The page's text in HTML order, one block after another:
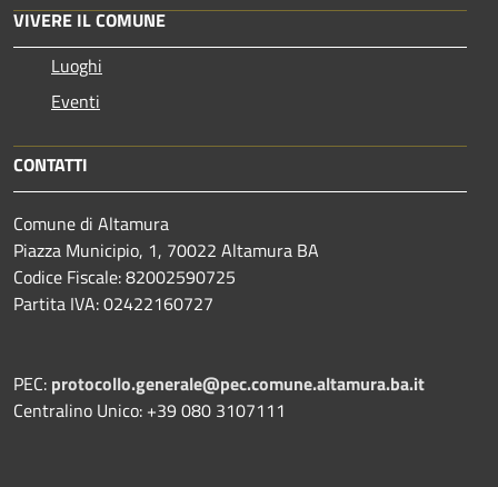
VIVERE IL COMUNE
Luoghi
Eventi
CONTATTI
Comune di Altamura
Piazza Municipio, 1, 70022 Altamura BA
Codice Fiscale: 82002590725
Partita IVA: 02422160727
PEC: protocollo.generale@pec.comune.altamura.ba.it
Centralino Unico: +39 080 3107111